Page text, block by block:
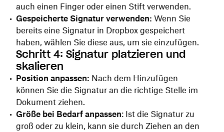
auch einen Finger oder einen Stift verwenden.
Gespeicherte Signatur verwenden: Wenn Sie
bereits eine Signatur in Dropbox gespeichert
haben, wählen Sie diese aus, um sie einzufügen.
Schritt 4: Signatur platzieren und
skalieren
Position anpassen: Nach dem Hinzufügen
können Sie die Signatur an die richtige Stelle im
Dokument ziehen.
Größe bei Bedarf anpassen: Ist die Signatur zu
groß oder zu klein, kann sie durch Ziehen an den